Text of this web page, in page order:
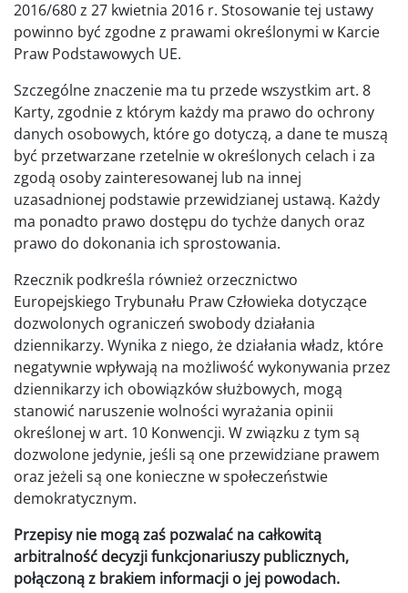
2016/680 z 27 kwietnia 2016 r. Stosowanie tej ustawy
powinno być zgodne z prawami określonymi w Karcie
Praw Podstawowych UE.
Szczególne znaczenie ma tu przede wszystkim art. 8
Karty, zgodnie z którym każdy ma prawo do ochrony
danych osobowych, które go dotyczą, a dane te muszą
być przetwarzane rzetelnie w określonych celach i za
zgodą osoby zainteresowanej lub na innej
uzasadnionej podstawie przewidzianej ustawą. Każdy
ma ponadto prawo dostępu do tychże danych oraz
prawo do dokonania ich sprostowania.
Rzecznik podkreśla również orzecznictwo
Europejskiego Trybunału Praw Człowieka dotyczące
dozwolonych ograniczeń swobody działania
dziennikarzy. Wynika z niego, że działania władz, które
negatywnie wpływają na możliwość wykonywania przez
dziennikarzy ich obowiązków służbowych, mogą
stanowić naruszenie wolności wyrażania opinii
określonej w art. 10 Konwencji. W związku z tym są
dozwolone jedynie, jeśli są one przewidziane prawem
oraz jeżeli są one konieczne w społeczeństwie
demokratycznym.
Przepisy nie mogą zaś pozwalać na całkowitą
arbitralność decyzji funkcjonariuszy publicznych,
połączoną z brakiem informacji o jej powodach.